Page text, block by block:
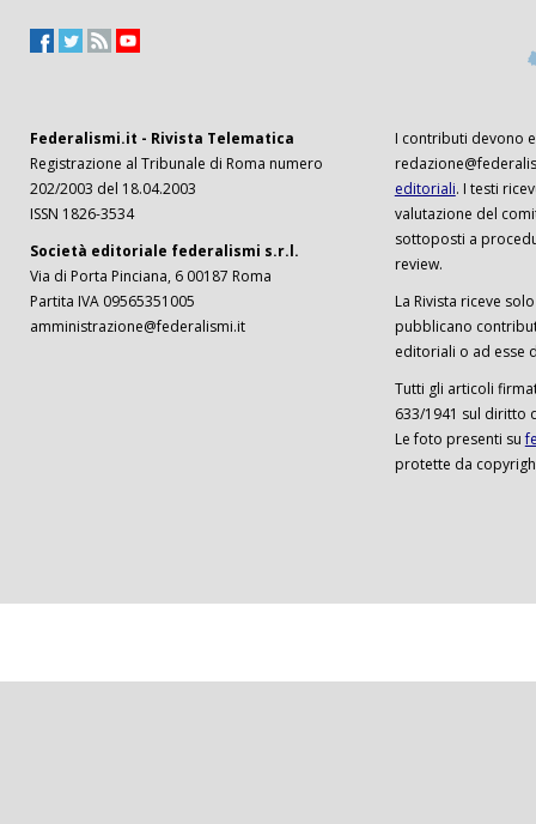
Federalismi.it - Rivista Telematica
Registrazione al Tribunale di Roma numero
202/2003 del 18.04.2003
ISSN 1826-3534
Società editoriale federalismi s.r.l.
Via di Porta Pinciana, 6 00187 Roma
Partita IVA 09565351005
amministrazione@federalismi.it
I contributi devono
editoriali. I testi
valutazione del
sottoposti a
review.
La Rivista riceve
pubblicano
editoriali o ad esse
Tutti gli articoli
633/1941 sul diritto
Le foto presenti su
protette da